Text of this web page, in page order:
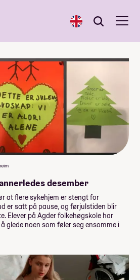
English Søk
Søk
desember
at flere sykehjem er stengt for
er satt på pause, og førjulstiden blir
Elever på Agder folkehøgskole har
glede noen som føler seg ensomme i